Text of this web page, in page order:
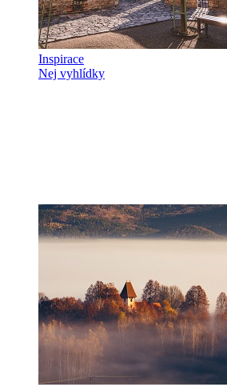
Inspirace
Nej vyhlídky